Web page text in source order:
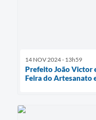
14 NOV 2024 - 13h59
Prefeito João Victor
Feira do Artesanato